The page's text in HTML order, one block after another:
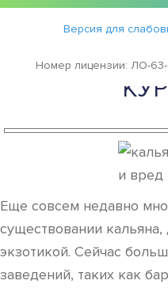
Версия для
Номер лицензии: ЛО-63-
Статьи ›
КАЛЬЯН —
Еще совсем недавно
существовании кальяна,
экзотикой. Сейчас
заведений, таких как